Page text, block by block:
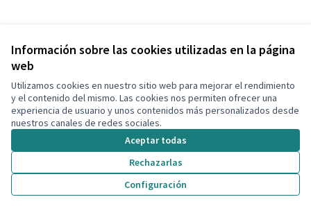
Información sobre las cookies utilizadas en la página
web
Utilizamos cookies en nuestro sitio web para mejorar el rendimiento
y el contenido del mismo. Las cookies nos permiten ofrecer una
experiencia de usuario y unos contenidos más personalizados desde
nuestros canales de redes sociales.
Aceptar todas
Rechazarlas
Configuración
Ver todas las propuestas retiradas
Términos y condiciones de uso
Configuración de cookies
Decidim Calafell en X
(Enlace externo)
Decidim Calafell en Facebook
Decidim Calafell en YouTube
Decidim Calafell en GitHub
(Enlace externo)
Web creada consoftware libre .
Con licencia
(Enlace